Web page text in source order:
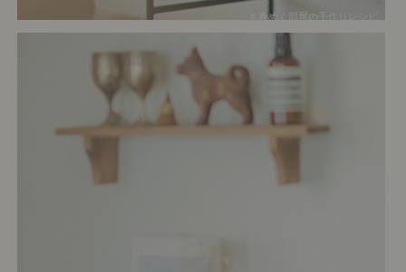
# 春めく部屋の手作りレシピ